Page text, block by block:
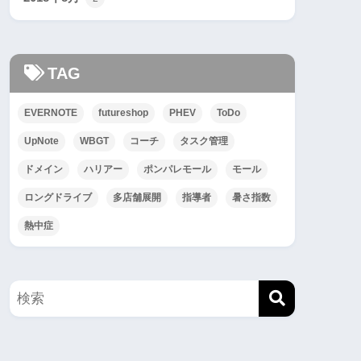
TAG
EVERNOTE futureshop PHEV ToDo
UpNote WBGT コーチ タスク管理
ドメイン ハリアー ポンパレモール モール
ロングドライブ 多店舗展開 指導者 暑さ指数
熱中症